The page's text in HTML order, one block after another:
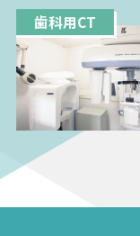
歯科用CT